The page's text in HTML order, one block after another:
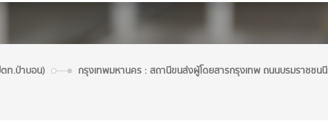
ท.ป่าบอน)
กรุงเทพมหานคร : สถานีขนส่งผู้โดยสารกรุงเทพ ถนนบรมราชชนนี